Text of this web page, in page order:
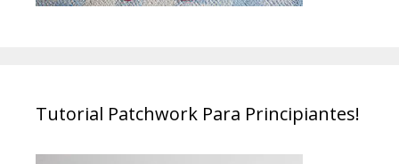
Tutorial Patchwork Para Principiantes!